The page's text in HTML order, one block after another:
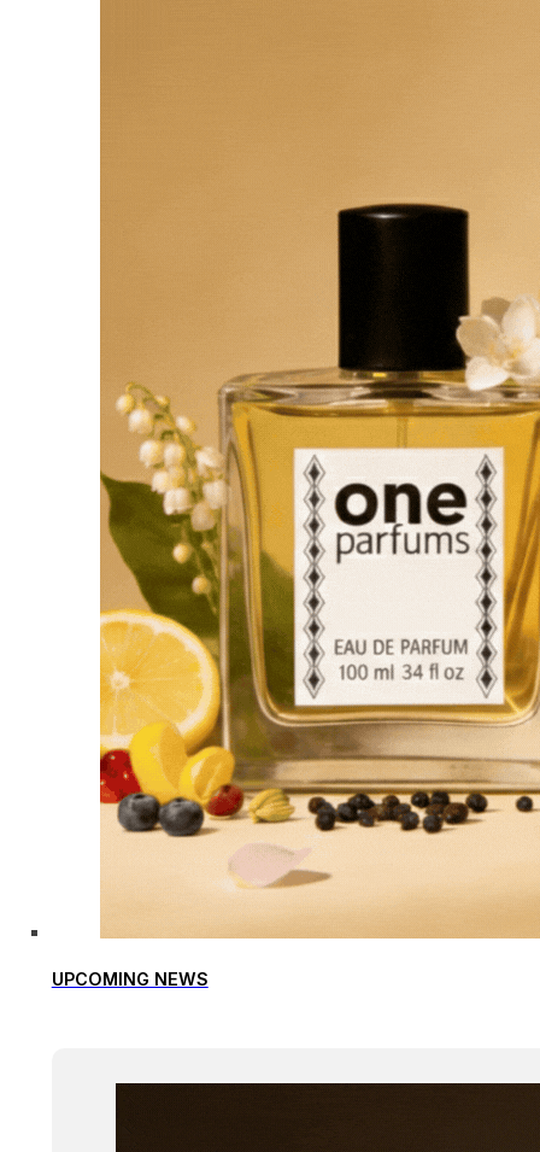
UPCOMING NEWS